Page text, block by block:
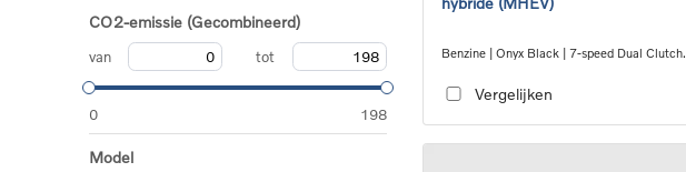
CO2-emissie (Gecombineerd)
van tot
0 198
Model
Benzine | Onyx Black | 7-speed Dual Clutch
Vergelijken